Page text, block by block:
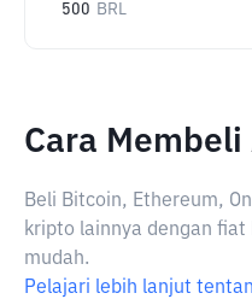
500 BRL
Cara
Beli Bitcoin, Ethereum,
kripto lainnya dengan fiat
mudah.
Pelajari lebih lanjut